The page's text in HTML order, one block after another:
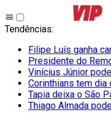
Tendências:
Filipe Luís ganha
Presidente do
Vinícius Júnior
Corinthians tem dia
Tapia deixa o São
Thiago Almada